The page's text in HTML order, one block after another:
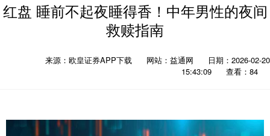
红盘 睡前不起夜睡得香！中年男性的夜间
救赎指南
来源：欧皇证券APP下载 网站：益通网
日期：2026-02-20
15:43:09
查看：84